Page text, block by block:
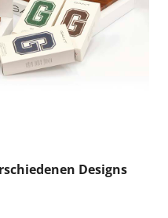
Designs